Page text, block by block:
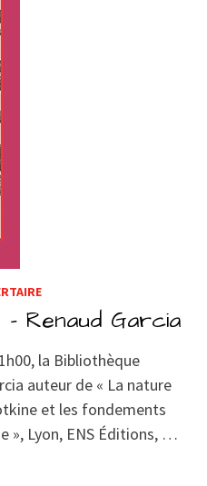
– Renaud Garcia
la Bibliothèque
auteur de « La nature
et les fondements
», Lyon, ENS Éditions, …